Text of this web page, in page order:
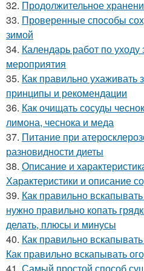
32. Продолжительное
33. Проверенные способы
зимой
34. Календарь работ по
мероприятия
35. Как правильно ухаживать
принципы и рекомендации
36. Как очищать сосуды
лимона, чеснока и меда
37. Питание при
разновидности диеты
38. Описание и
Характеристики и описание
39. Как правильно
нужно правильно копать
делать, плюсы и минусы
40. Как правильно
Как правильно вскапывать